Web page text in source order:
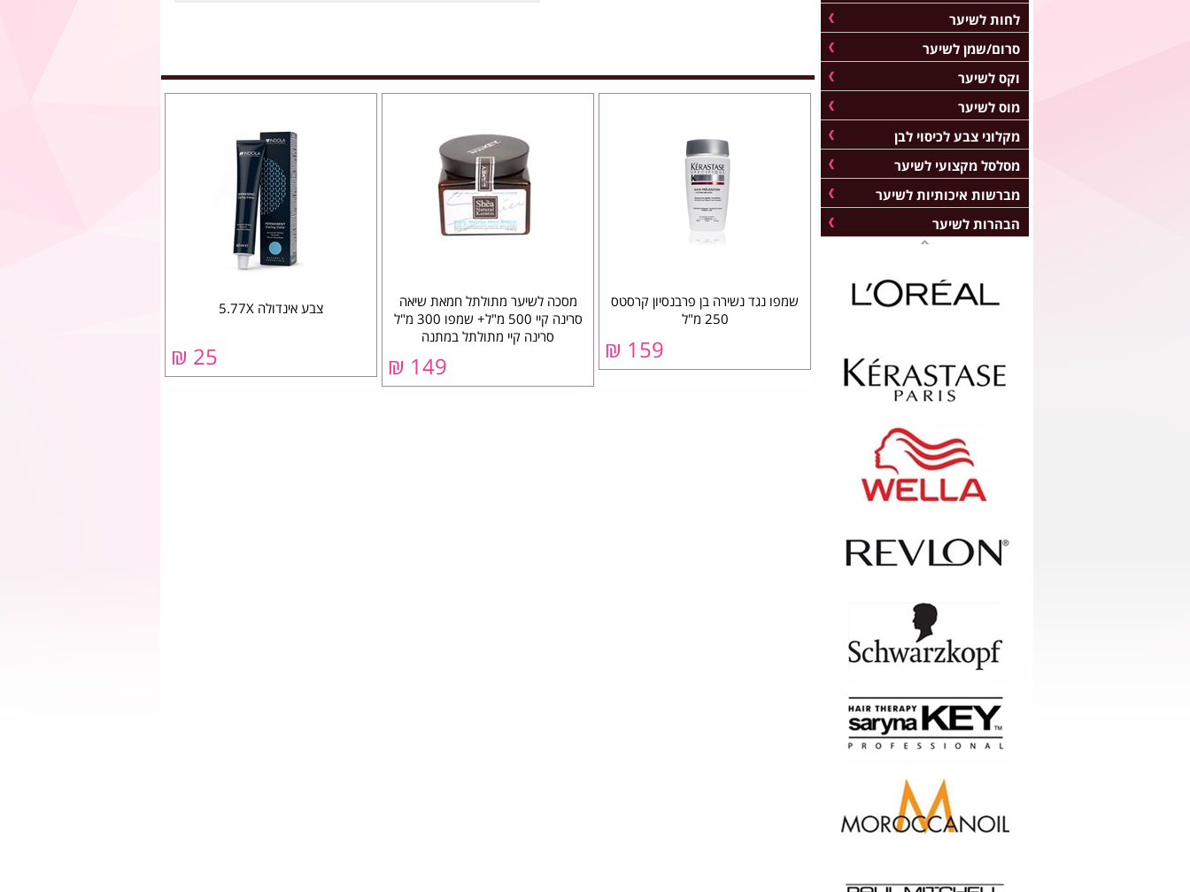
שמפו נגד נשירה בן פרבנסיון קרסטס
250 מ"ל
159 ₪
מסכה לשיער מתולתל חמאת שיאה
סרינה קיי 500 מ"ל+ שמפו 300 מ"ל
סרינה קיי מתולתל במתנה
149 ₪
צבע אינדולה 5.77X
25 ₪
לחות לשיער
סרום/שמן לשיער
וקס לשיער
מוס לשיער
מקלוני צבע לכיסוי לבן
מסלסל מקצועי לשיער
מברשות איכותיות לשיער
הבהרות לשיער